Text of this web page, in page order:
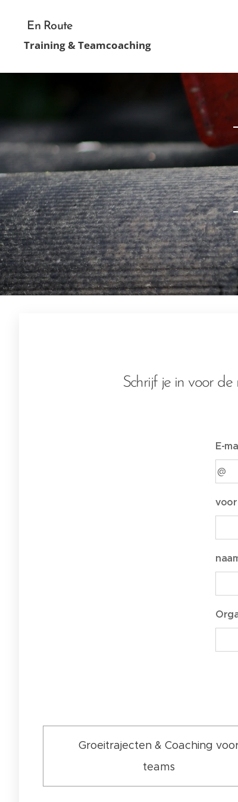
En Route
Training & Teamcoaching
Schrijf je in voor
E-
Groeitrajecten & Coaching
teams